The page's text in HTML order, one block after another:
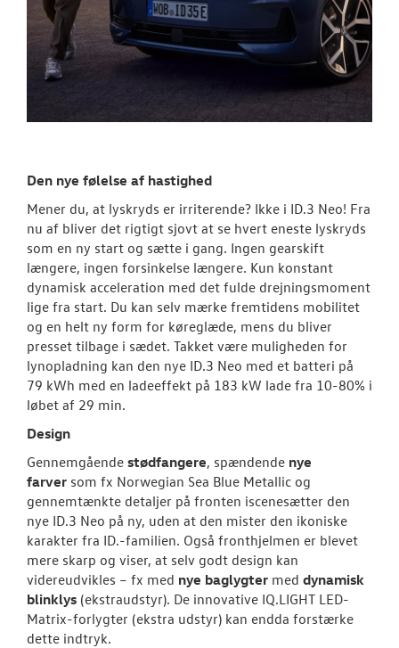
Den nye følelse af hastighed
Mener du, at lyskryds er irriterende? Ikke i ID.3 Neo! Fra
nu af bliver det rigtigt sjovt at se hvert eneste lyskryds
som en ny start og sætte i gang. Ingen gearskift
længere, ingen forsinkelse længere. Kun konstant
dynamisk acceleration med det fulde drejningsmoment
lige fra start. Du kan selv mærke fremtidens mobilitet
og en helt ny form for køreglæde, mens du bliver
presset tilbage i sædet. Takket være muligheden for
lynopladning kan den nye ID.3 Neo med et batteri på
79 kWh med en ladeeffekt på 183 kW lade fra 10-80% i
løbet af 29 min.
Design
Gennemgående stødfangere, spændende nye
farver som fx Norwegian Sea Blue Metallic og
gennemtænkte detaljer på fronten iscenesætter den
nye ID.3 Neo på ny, uden at den mister den ikoniske
karakter fra ID.-familien. Også fronthjelmen er blevet
mere skarp og viser, at selv godt design kan
videreudvikles – fx med nye baglygter med dynamisk
blinklys (ekstraudstyr). De innovative IQ.LIGHT LED-
Matrix-forlygter (ekstra udstyr) kan endda forstærke
dette indtryk.